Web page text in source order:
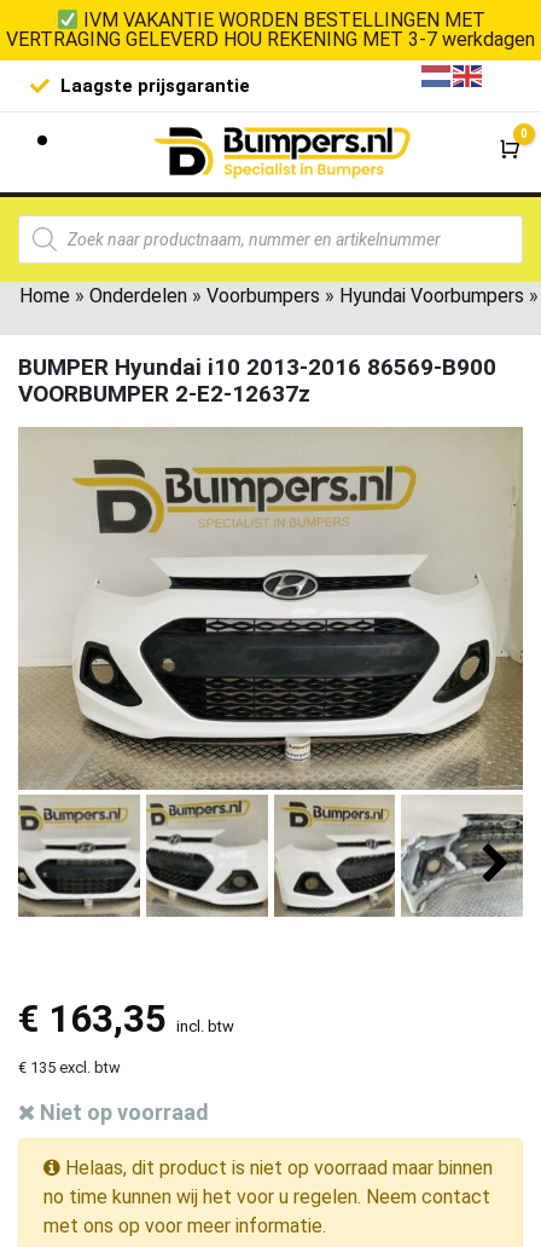
IVM VAKANTIE WORDEN BESTELLINGEN MET
VERTRAGING GELEVERD HOU REKENING MET 3-7 werkdagen
Laagste prijsgarantie De
0
Home » Onderdelen » Voorbumpers » Hyundai Voorbumpers »
BUMPER Hyundai i10 2013-2016 86569-B900
VOORBUMPER 2-E2-12637z
€ 163,35 incl. btw
€ 135 excl. btw
Niet op voorraad
Helaas, dit product is niet op voorraad maar binnen
no time kunnen wij het voor u regelen. Neem contact
met ons op voor meer informatie.